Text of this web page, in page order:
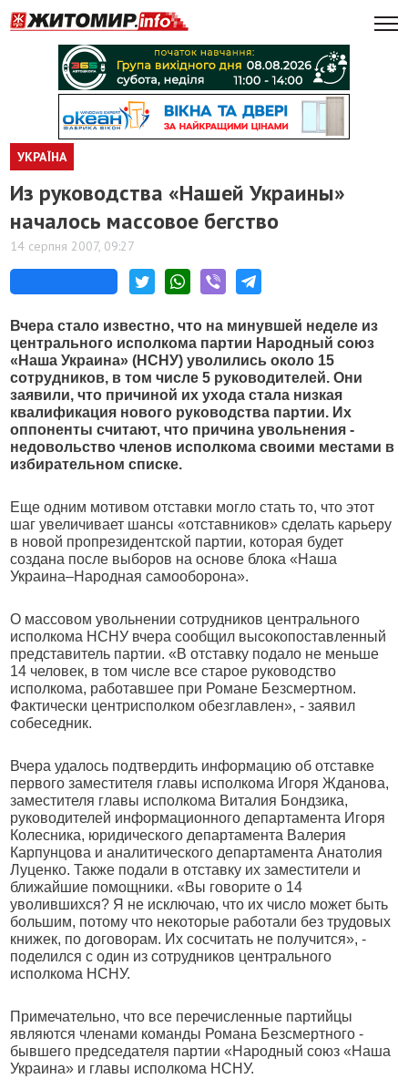
УКРАЇНА
Из руководства «Нашей Украины»
началось массовое бегство
14 серпня 2007, 09:27
Вчера стало известно, что на минувшей неделе из
центрального исполкома партии Народный союз
«Наша Украина» (НСНУ) уволились около 15
сотрудников, в том числе 5 руководителей. Они
заявили, что причиной их ухода стала низкая
квалификация нового руководства партии. Их
оппоненты считают, что причина увольнения -
недовольство членов исполкома своими местами в
избирательном списке.
Еще одним мотивом отставки могло стать то, что этот
шаг увеличивает шансы «отставников» сделать карьеру
в новой пропрезидентской партии, которая будет
создана после выборов на основе блока «Наша
Украина–Народная самооборона».
О массовом увольнении сотрудников центрального
исполкома НСНУ вчера сообщил высокопоставленный
представитель партии. «В отставку подало не меньше
14 человек, в том числе все старое руководство
исполкома, работавшее при Романе Безсмертном.
Фактически центрисполком обезглавлен», - заявил
собеседник.
Вчера удалось подтвердить информацию об отставке
первого заместителя главы исполкома Игоря Жданова,
заместителя главы исполкома Виталия Бондзика,
руководителей информационного департамента Игоря
Колесника, юридического департамента Валерия
Карпунцова и аналитического департамента Анатолия
Луценко. Также подали в отставку их заместители и
ближайшие помощники. «Вы говорите о 14
уволившихся? Я не исключаю, что их число может быть
большим, потому что некоторые работали без трудовых
книжек, по договорам. Их сосчитать не получится», -
поделился с один из сотрудников центрального
исполкома НСНУ.
Примечательно, что все перечисленные партийцы
являются членами команды Романа Безсмертного -
бывшего председателя партии «Народный союз «Наша
Украина» и главы исполкома НСНУ.